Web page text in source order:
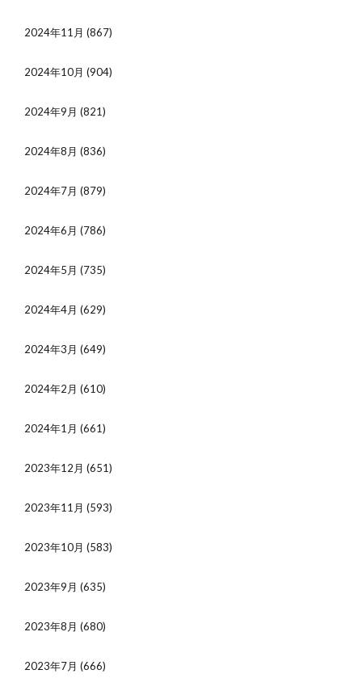
2024年11月 (867)
2024年10月 (904)
2024年9月 (821)
2024年8月 (836)
2024年7月 (879)
2024年6月 (786)
2024年5月 (735)
2024年4月 (629)
2024年3月 (649)
2024年2月 (610)
2024年1月 (661)
2023年12月 (651)
2023年11月 (593)
2023年10月 (583)
2023年9月 (635)
2023年8月 (680)
2023年7月 (666)